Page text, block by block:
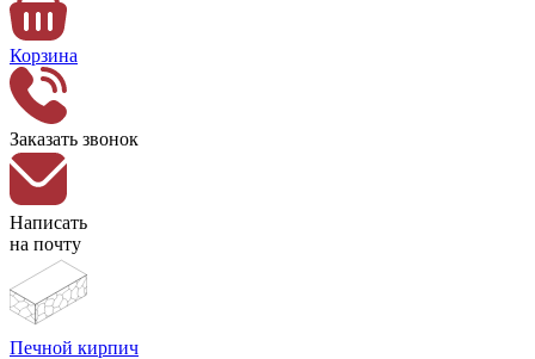
Корзина
Заказать звонок
Написать
на почту
Печной кирпич